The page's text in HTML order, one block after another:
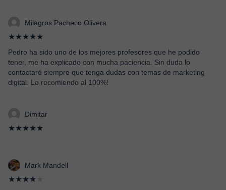
Milagros Pacheco Olivera
★★★★★
Pedro ha sido uno de los mejores profesores que he podido
tener, me ha explicado con mucha paciencia. Sin duda lo
contactaré siempre que tenga dudas con temas de marketing
digital. Lo recomiendo al 100%!
Dimitar
★★★★★
Mark Mandell
★★★★